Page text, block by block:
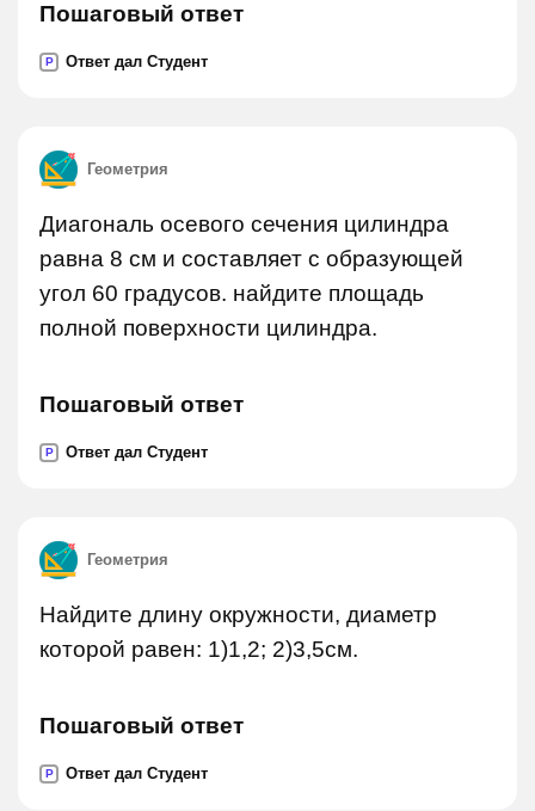
Пошаговый ответ
P Ответ дал Студент
Геометрия
Диагональ осевого сечения цилиндра
равна 8 см и составляет с образующей
угол 60 градусов. найдите площадь
полной поверхности цилиндра.
Пошаговый ответ
P Ответ дал Студент
Геометрия
Найдите длину окружности, диаметр
которой равен: 1)1,2; 2)3,5см.
Пошаговый ответ
P Ответ дал Студент